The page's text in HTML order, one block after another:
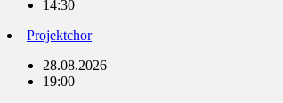
14:30
Projektchor
28.08.2026
19:00